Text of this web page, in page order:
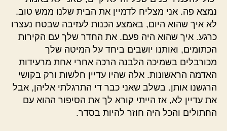
נמצא פה. אני מצליח לדמיין את הבית שלנו ממש טוב.
לא איך שהוא היום, באמצע הכנות לעזיבה שבטח נעצרו
כרגע. איך שהוא היה פעם. את החדר שלך עם הקירות
הכתומים, ואותנו יושבים ביחד על המיטה שלך
מכורבלים בשמיכה הלבנה הרכה אחרי אחת מרעידות
האדמה הראשונות. אלה שהיו עדיין חלשות ורק בקושי
הרגשנו אותן. בשלב שאני כבר די התרגלתי אליהן, אבל
את עדיין לא, אז הייתי קורא לך את הסיפור ההוא עם
החתולים והכל היה חוזר להיות בסדר.